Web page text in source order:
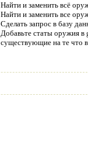
Найти и заменить всё
Найти и заменить все
Сделать запрос в базу
Добавьте статы оружия в
существующие на те что